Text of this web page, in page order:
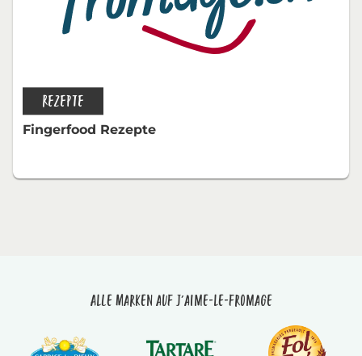
REZEPTE
Fingerfood Rezepte
Alle Marken auf J'aime-le-fromage